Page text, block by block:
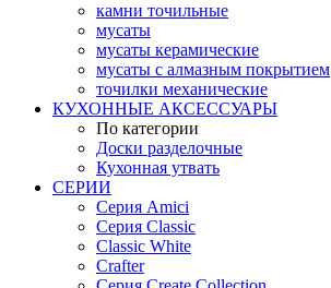
камни точильные
мусаты
мусаты керамические
мусаты с алмазным покрытием
точилки механические
КУХОННЫЕ АКСЕССУАРЫ
По категории
Доски разделочные
Кухонная утвать
СЕРИИ
Серия Amici
Серия Classic
Classic White
Crafter